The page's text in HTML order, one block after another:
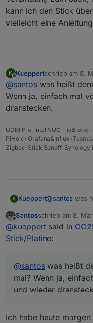
kann ich den Stick
vielleicht eine
K
Offline
Kueppertschrieb am 8.
zuletzt editiert
@santos was heißt
Wenn ja, einfach mal
dranstecken.
UDM Pro, Intel NUC - ioBroker
Zigbee-Stick Sonoff, Synology
K Kueppert@santos was
und wieder
Offline
Santosschrieb am 8.
zuletzt editiert von
@kueppert said in
Stick/Platine:
@santos was heißt
mal? Wenn ja,
und wieder
Ich habe heute